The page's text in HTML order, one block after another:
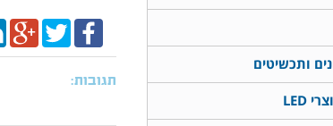
תגובות:
ותכשיטים